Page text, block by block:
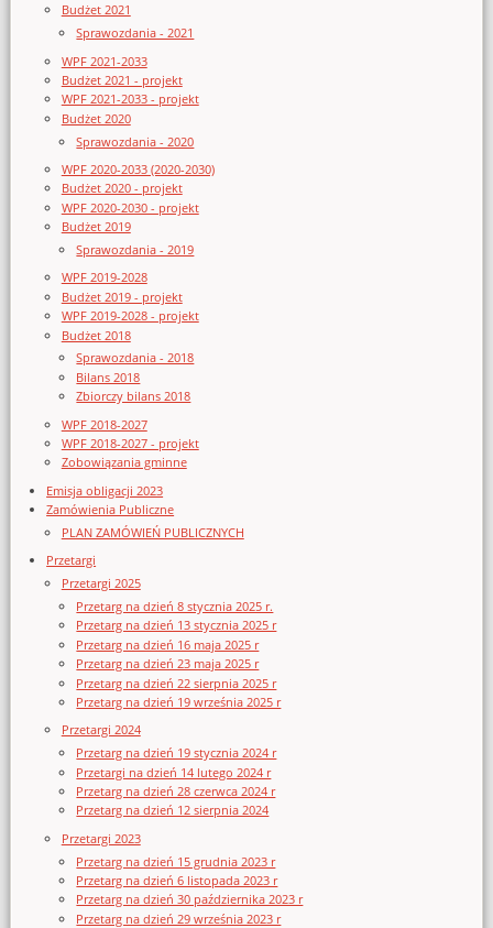
Budżet 2021
Sprawozdania - 2021
WPF 2021-2033
Budżet 2021 - projekt
WPF 2021-2033 - projekt
Budżet 2020
Sprawozdania - 2020
WPF 2020-2033 (2020-2030)
Budżet 2020 - projekt
WPF 2020-2030 - projekt
Budżet 2019
Sprawozdania - 2019
WPF 2019-2028
Budżet 2019 - projekt
WPF 2019-2028 - projekt
Budżet 2018
Sprawozdania - 2018
Bilans 2018
Zbiorczy bilans 2018
WPF 2018-2027
WPF 2018-2027 - projekt
Zobowiązania gminne
Emisja obligacji 2023
Zamówienia Publiczne
PLAN ZAMÓWIEŃ PUBLICZNYCH
Przetargi
Przetargi 2025
Przetarg na dzień 8 stycznia 2025 r.
Przetarg na dzień 13 stycznia 2025 r
Przetarg na dzień 16 maja 2025 r
Przetarg na dzień 23 maja 2025 r
Przetarg na dzień 22 sierpnia 2025 r
Przetarg na dzień 19 września 2025 r
Przetargi 2024
Przetarg na dzień 19 stycznia 2024 r
Przetargi na dzień 14 lutego 2024 r
Przetarg na dzień 28 czerwca 2024 r
Przetarg na dzień 12 sierpnia 2024
Przetargi 2023
Przetarg na dzień 15 grudnia 2023 r
Przetarg na dzień 6 listopada 2023 r
Przetarg na dzień 30 października 2023 r
Przetarg na dzień 29 września 2023 r